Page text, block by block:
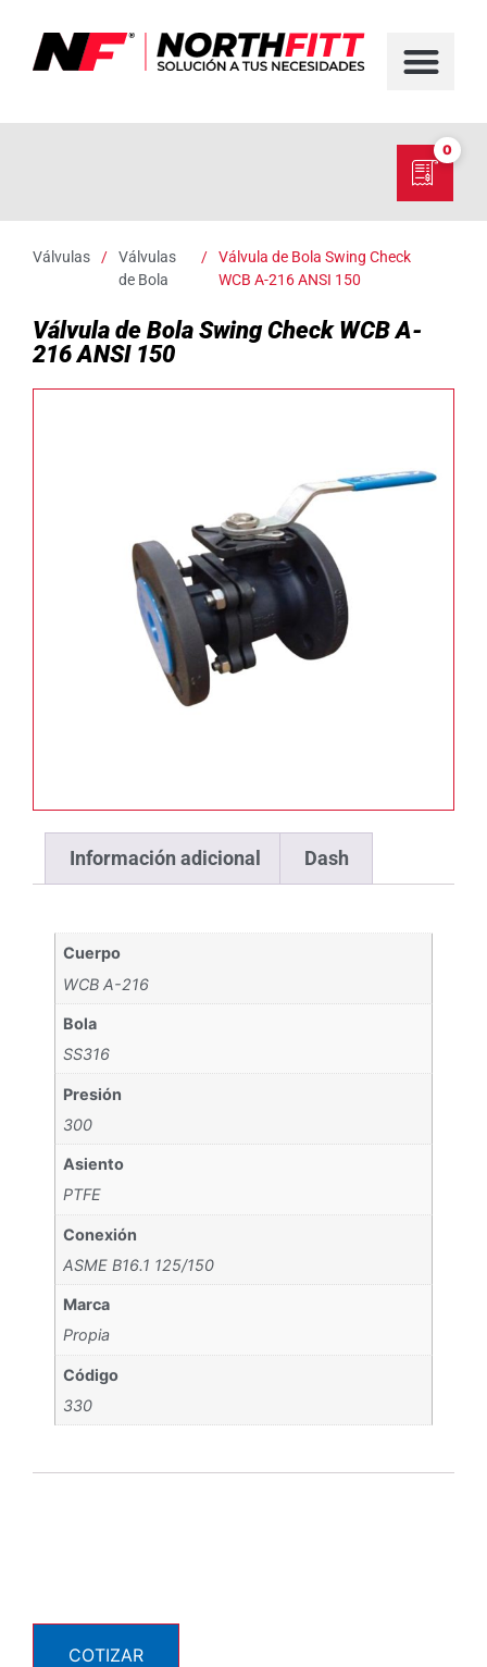
0
Válvulas /
Válvulas
de Bola
/
Válvula de Bola Swing Check
WCB A-216 ANSI 150
Válvula de Bola Swing Check WCB A-
216 ANSI 150
Información adicional Dash
Cuerpo
WCB A-216
Bola
SS316
Presión
300
Asiento
PTFE
Conexión
ASME B16.1 125/150
Marca
Propia
Código
330
COTIZAR